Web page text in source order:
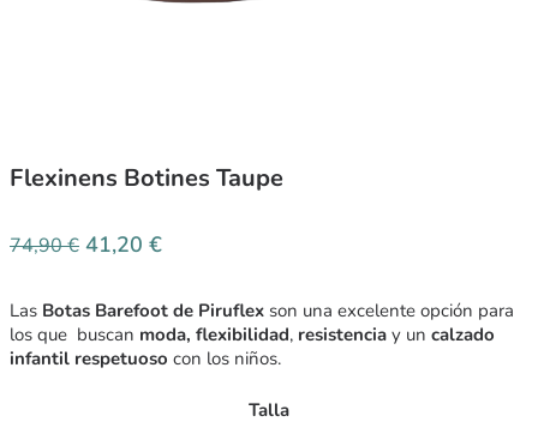
Flexinens Botines Taupe
74,90€ 41,20 €
Las Botas Barefoot de Piruflex son una excelente opción para
los que buscan moda, flexibilidad, resistencia y un calzado
infantil respetuoso con los niños.
Talla